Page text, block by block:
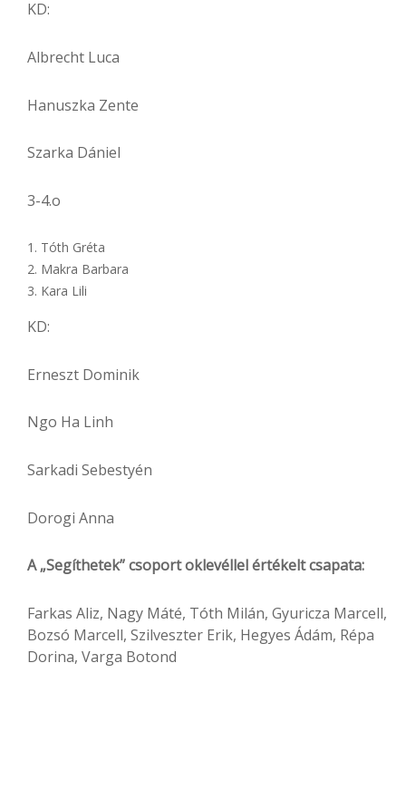
KD:
Albrecht Luca
Hanuszka Zente
Szarka Dániel
3-4.o
Tóth Gréta
Makra Barbara
Kara Lili
KD:
Erneszt Dominik
Ngo Ha Linh
Sarkadi Sebestyén
Dorogi Anna
A „Segíthetek” csoport oklevéllel értékelt csapata:
Farkas Aliz, Nagy Máté, Tóth Milán, Gyuricza Marcell,
Bozsó Marcell, Szilveszter Erik, Hegyes Ádám, Répa
Dorina, Varga Botond